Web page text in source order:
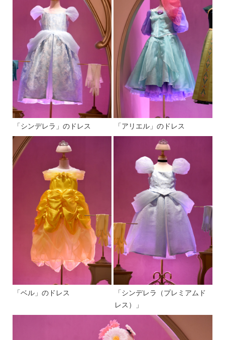
「シンデレラ」のドレス 「アリエル」のドレス
「ベル」のドレス
「シンデレラ（プレミアムド
レス）」